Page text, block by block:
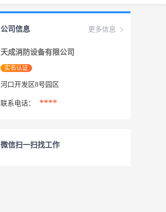
更多信息
公司信息
天成消防设备有限公司
实名认证
河口开发区8号园区
联系电话： ****
微信扫一扫找工作